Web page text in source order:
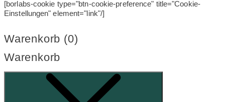
[borlabs-cookie type="btn-cookie-preference" title="Cookie-
Einstellungen" element="link"/]
Warenkorb (0)
Warenkorb